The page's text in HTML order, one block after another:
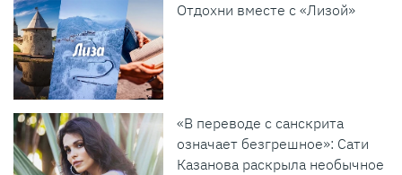
Отдохни вместе с «Лизой»
«В переводе с санскрита
означает безгрешное»: Сати
Казанова раскрыла необычное